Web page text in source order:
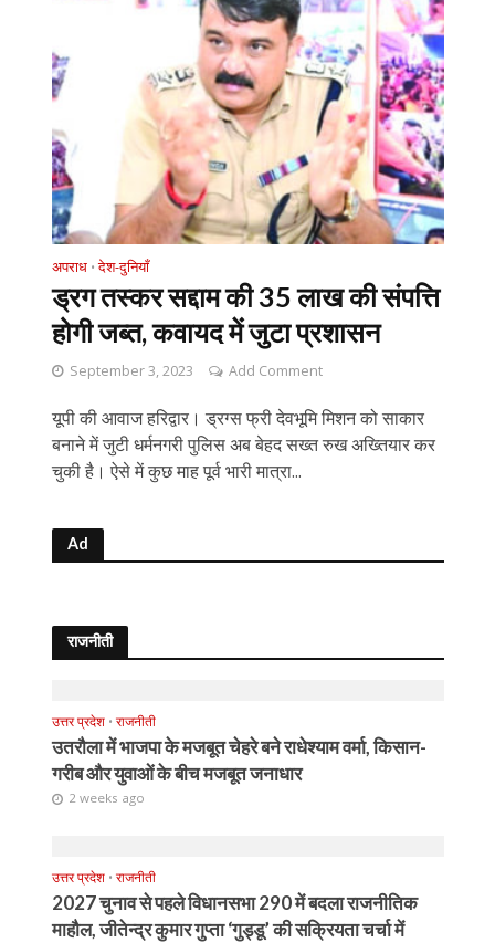
अपराध • देश-दुनियाँ
ड्रग तस्कर सद्दाम की 35 लाख की संपत्ति
होगी जब्त, कवायद में जुटा प्रशासन
September 3, 2023 Add Comment
यूपी की आवाज हरिद्वार। ड्रग्स फ्री देवभूमि मिशन को साकार
बनाने में जुटी धर्मनगरी पुलिस अब बेहद सख्त रुख अख्तियार कर
चुकी है। ऐसे में कुछ माह पूर्व भारी मात्रा...
Ad
राजनीती
उत्तर प्रदेश • राजनीती
उतरौला में भाजपा के मजबूत चेहरे बने राधेश्याम वर्मा, किसान-
गरीब और युवाओं के बीच मजबूत जनाधार
2 weeks ago
उत्तर प्रदेश • राजनीती
2027 चुनाव से पहले विधानसभा 290 में बदला राजनीतिक
माहौल, जीतेन्द्र कुमार गुप्ता ‘गुड्डू’ की सक्रियता चर्चा में